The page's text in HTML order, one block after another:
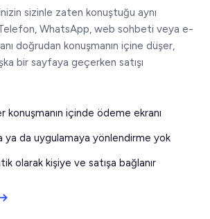
sizinle zaten konuştuğu aynı
WhatsApp, web sohbeti veya e-
doğrudan konuşmanın içine düşer,
bir sayfaya geçerken satışı
konuşmanın içinde ödeme ekranı
ya da uygulamaya yönlendirme yok
olarak kişiye ve satışa bağlanır
→